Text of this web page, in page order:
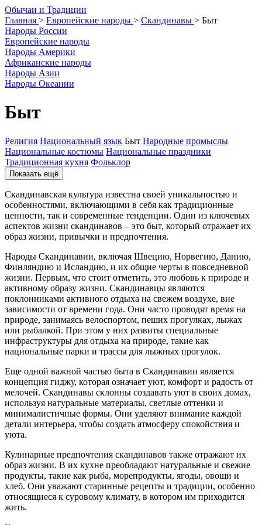
Обычаи и Традиции
Главная > Европейские народы > Скандинавы > Быт
Народы России
Европейские народы
Народы Америки
Африканские народы
Народы Азии
Народы Океании
Быт
Религия Национальный язык Быт Народные промыслы
Национальные костюмы Национальные праздники
Традиционная кухня Фольклор
Показать ещё
Скандинавская культура известна своей уникальностью и
особенностями, включающими в себя как традиционные
ценности, так и современные тенденции. Один из ключевых
аспектов жизни скандинавов – это быт, который отражает их
образ жизни, привычки и предпочтения.
Народы Скандинавии, включая Швецию, Норвегию, Данию,
Финляндию и Исландию, и их общие черты в повседневной
жизни. Первым, что стоит отметить, это любовь к природе и
активному образу жизни. Скандинавцы являются
поклонниками активного отдыха на свежем воздухе, вне
зависимости от времени года. Они часто проводят время на
природе, занимаясь велоспортом, пеших прогулках, лыжах
или рыбалкой. При этом у них развиты специальные
инфраструктуры для отдыха на природе, такие как
национальные парки и трассы для лыжных прогулок.
Еще одной важной частью быта в Скандинавии является
концепция гиджу, которая означает уют, комфорт и радость от
мелочей. Скандинавы склонны создавать уют в своих домах,
используя натуральные материалы, светлые оттенки и
минималистичные формы. Они уделяют внимание каждой
детали интерьера, чтобы создать атмосферу спокойствия и
уюта.
Кулинарные предпочтения скандинавов также отражают их
образ жизни. В их кухне преобладают натуральные и свежие
продукты, такие как рыба, морепродукты, ягоды, овощи и
хлеб. Они уважают старинные рецепты и традиции, особенно
относящиеся к суровому климату, в котором им приходится
жить.